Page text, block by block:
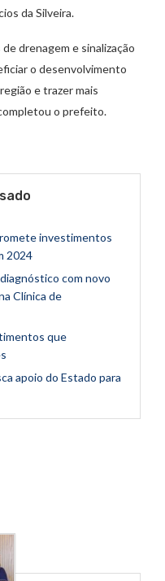
da Silveira.
drenagem e sinalização
o desenvolvimento
e trazer mais
o prefeito.
investimentos
2024
com novo
Clínica de
que
apoio do Estado para